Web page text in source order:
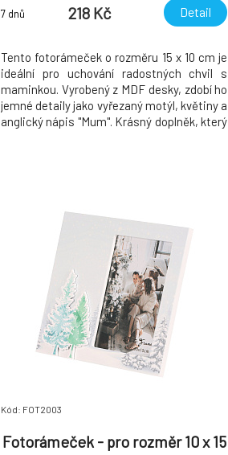
7 dnů 218 Kč Detail
Tento fotorámeček o rozměru 15 x 10 cm je
ideální pro uchování radostných chvil s
maminkou. Vyrobený z MDF desky, zdobí ho
jemné detaily jako vyřezaný motýl, květiny a
anglický nápis "Mum". Krásný doplněk, který
Kód: FOT2003
Fotorámeček - pro rozměr 10 x 15